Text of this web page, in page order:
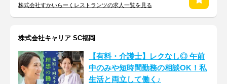
株式会社すかいらーくレストランツの求人一覧を見る
株式会社キャリア SC福岡
【有料・介護士】レクなし◎ 午前
中のみや短時間勤務の相談OK！私
生活と両立して働く♪